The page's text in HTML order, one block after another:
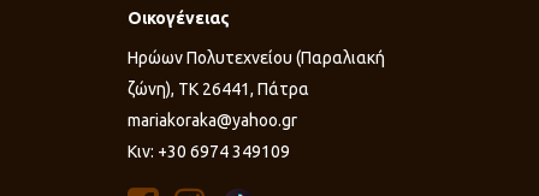
Οικογένειας
Ηρώων Πολυτεχνείου (Παραλιακή
ζώνη), ΤΚ 26441, Πάτρα
mariakoraka@yahoo.gr
Κιν: +30 6974 349109